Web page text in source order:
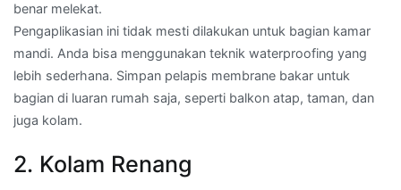
benar melekat.
Pengaplikasian ini tidak mesti dilakukan untuk bagian kamar
mandi. Anda bisa menggunakan teknik waterproofing yang
lebih sederhana. Simpan pelapis membrane bakar untuk
bagian di luaran rumah saja, seperti balkon atap, taman, dan
juga kolam.
2. Kolam Renang